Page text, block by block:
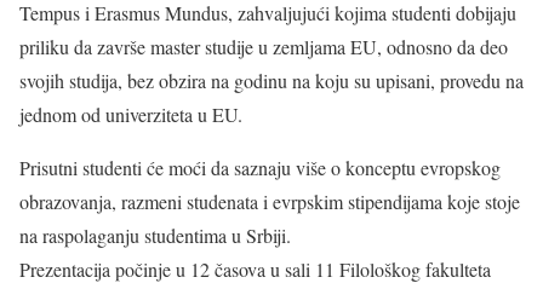
Tempus i Erasmus Mundus, zahvaljujući kojima studenti dobijaju
priliku da završe master studije u zemljama EU, odnosno da deo
svojih studija, bez obzira na godinu na koju su upisani, provedu na
jednom od univerziteta u EU.
Prisutni studenti će moći da saznaju više o konceptu evropskog
obrazovanja, razmeni studenata i evrpskim stipendijama koje stoje
na raspolaganju studentima u Srbiji.
Prezentacija počinje u 12 časova u sali 11 Filološkog fakulteta